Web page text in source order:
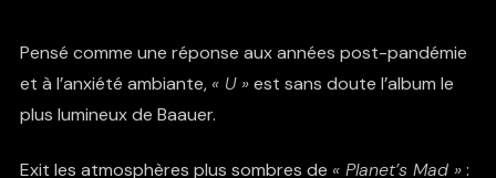
Pensé comme une réponse aux années post-pandémie
et à l’anxiété ambiante, « U »est sans doute l’album le
plus lumineux de Baauer.
Exit les atmosphères plus sombres de « Planet’s Mad »: